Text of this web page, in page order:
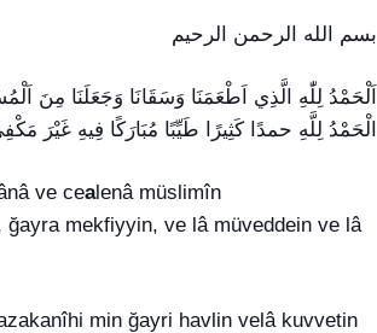
بسم الله الرحمن الرحيم
اَلْحَمْدُ لِلّٰهِ الَّذِي اَطْعَمَنَا وَسَقَانَا وَجَعَلَنَا مِنَ
الْحَمْدُ لِلَّهِ حمدًا كَثِيرًا طَيِّبًا مُبَارَكًا فِيهِ غَيْرَ
ve cealenâ müslimîn
mekfiyyin, ve lâ müveddein ve lâ
min ğayri havlin velâ kuvvetin